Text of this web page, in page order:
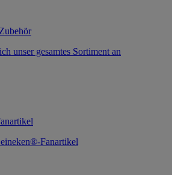
unser gesamtes Sortiment an
Fanartikel